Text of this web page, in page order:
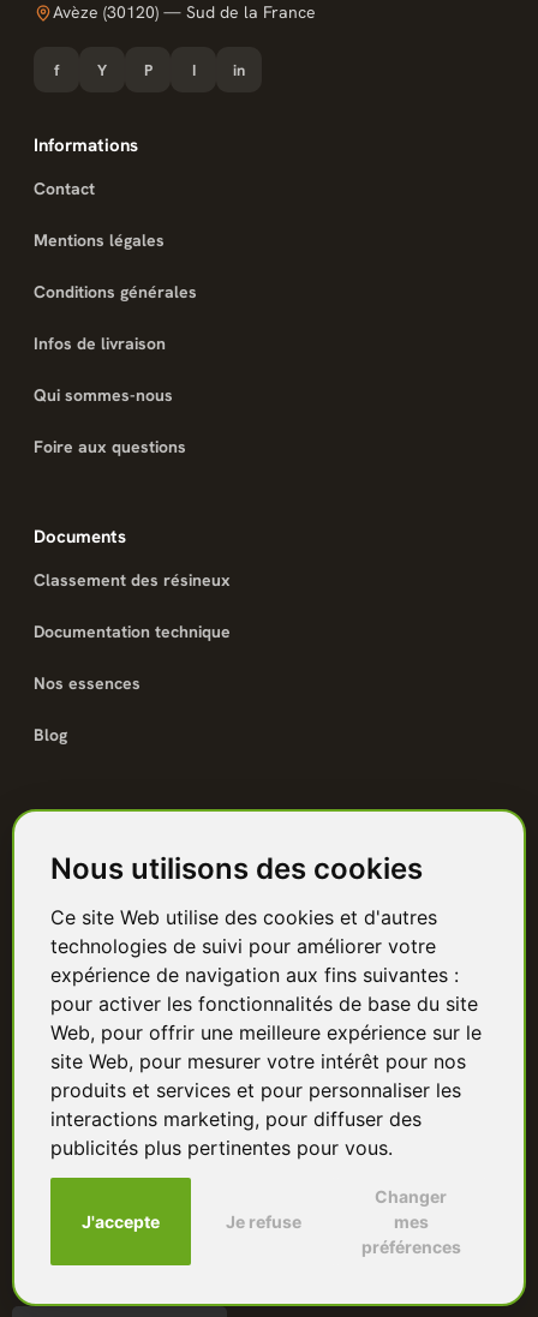
Nous utilisons des cookies
Ce site Web utilise des cookies et d'autres
technologies de suivi pour améliorer votre
expérience de navigation aux fins suivantes :
pour activer les fonctionnalités de base du site
Web, pour offrir une meilleure expérience sur le
site Web, pour mesurer votre intérêt pour nos
produits et services et pour personnaliser les
interactions marketing, pour diffuser des
publicités plus pertinentes pour vous.
J'accepte Je refuse
Changer
mes
préférences
Avèze (30120) — Sud de la France
f Y P I in
Informations
Contact
Mentions légales
Conditions générales
Infos de livraison
Qui sommes-nous
Foire aux questions
Documents
Classement des résineux
Documentation technique
Nos essences
Blog
Terrasse bois
Bardage bois
Charpente & ossature
Quincaillerie
Panneaux & isolants
Granulés & bûches
© 2026 Sud Bois — Groupe UFV Bois. Tous droits réservés.